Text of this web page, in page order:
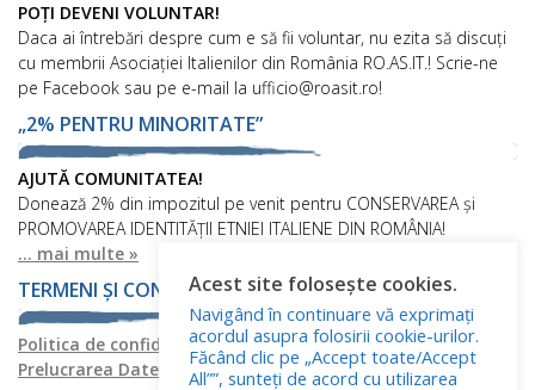
POȚI DEVENI VOLUNTAR!
Daca ai întrebări despre cum e să fii voluntar, nu ezita să discuți
cu membrii Asociației Italienilor din România RO.AS.IT.! Scrie-ne
pe Facebook sau pe e-mail la ufficio@roasit.ro!
„2% PENTRU MINORITATE”
AJUTĂ COMUNITATEA!
Donează 2% din impozitul pe venit pentru CONSERVAREA și
PROMOVAREA IDENTITĂȚII ETNIEI ITALIENE DIN ROMÂNIA!
... mai multe »
TERMENI ȘI CONDIȚII
Politica de confidențialitatePolitica privind fișierele cookies
Prelucrarea Datelor cu Caracter Personal
Acest site folosește cookies.
Navigând în continuare vă exprimați
acordul asupra folosirii cookie-urilor.
Făcând clic pe „Accept toate/Accept
All””, sunteți de acord cu utilizarea